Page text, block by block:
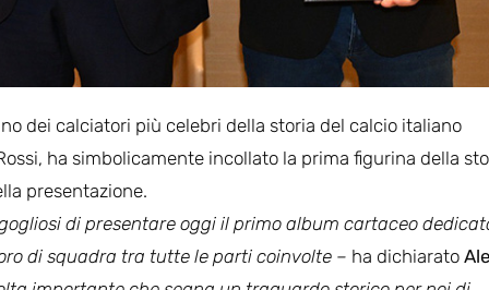
dei calciatori più celebri della storia del calcio italiano
ha simbolicamente incollato la prima figurina della
presentazione.
di presentare oggi il primo album cartaceo
di squadra tra tutte le parti coinvolte – ha dichiarato